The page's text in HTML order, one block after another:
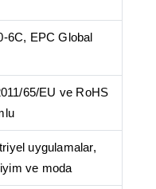
6C, EPC Global
65/EU ve RoHS
uygulamalar,
ve moda